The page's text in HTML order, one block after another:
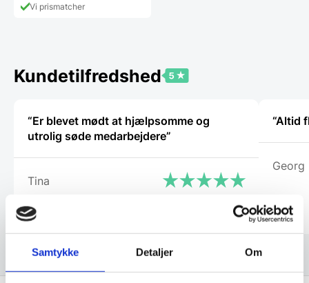
Samtykke Detaljer Om
Vi prismatcher
Kundetilfredshed
“Er blevet mødt at hjælpsomme og
utrolig søde medarbejdere”
Tina
“Altid
Georg